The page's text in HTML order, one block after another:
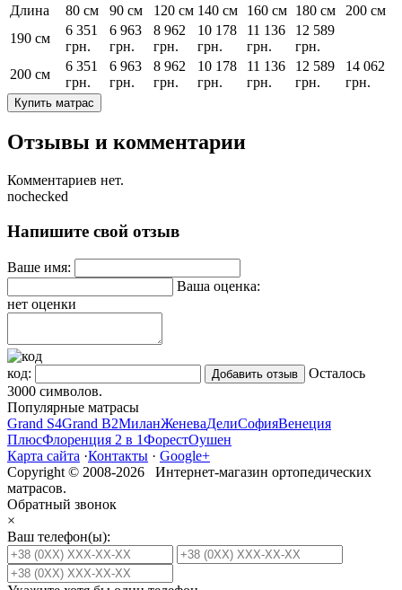
Длина
80 см 90 см 120 см 140 см 160 см 180 см
200 см
190 см
6 351
грн.
6 963
грн.
8 962
грн.
10 178
грн.
11 136
грн.
12 589
грн.
200 см
6 351
грн.
6 963
грн.
8 962
грн.
10 178
грн.
11 136
грн.
12 589
грн.
14 062
грн.
Купить матрас
Отзывы и комментарии
Комментариев нет.
nochecked
Напишите свой отзыв
Ваше имя:
Ваша оценка:
нет оценки
код:
Осталось
3000 символов.
Популярные матрасы
Grand S4Grand B2МиланЖеневаДелиСофияВенеция
ПлюсФлоренция 2 в 1ФорестОушен
Карта сайта ·Контакты · Google+
Copyright © 2008-2026 Интернет-магазин ортопедических
матрасов.
Обратный звонок
×
Ваш телефон(ы):